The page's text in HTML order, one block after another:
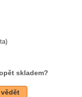
skladem?
vědět